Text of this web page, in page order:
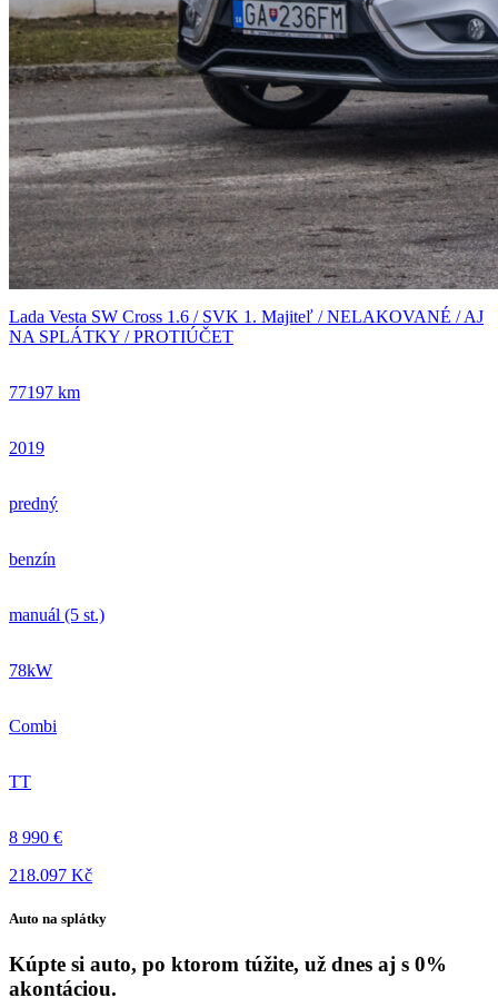
Lada Vesta SW Cross 1.6 / SVK 1. Majiteľ / NELAKOVANÉ / AJ
NA SPLÁTKY / PROTIÚČET
77197 km
2019
predný
benzín
manuál (5 st.)
78kW
Combi
TT
8 990 €
218.097 Kč
Auto na splátky
Kúpte si auto, po ktorom túžite, už dnes aj s 0%
akontáciou.